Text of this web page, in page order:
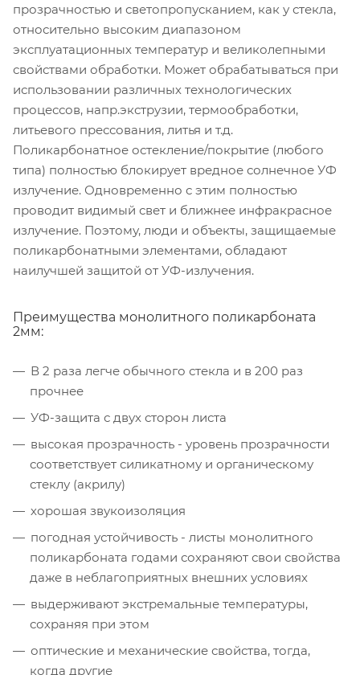
прозрачностью и светопропусканием, как у стекла,
относительно высоким диапазоном
эксплуатационных температур и великолепными
свойствами обработки. Может обрабатыватьcя при
использовании различных технологических
процессов, напр.экструзии, термообработки,
литьевого прессования, литья и т.д.
Поликарбонатное остекление/покрытие (любого
типа) полностью блокирует вредное солнечное УФ
излучение. Одновременно с этим полностью
проводит видимый свет и ближнее инфракрасное
излучение. Поэтому, люди и объекты, защищаемые
поликарбонатными элементами, обладают
наилучшей защитой от УФ-излучения.
Преимущества монолитного поликарбоната
2мм:
В 2 раза легче обычного стекла и в 200 раз
прочнее
УФ-защита с двух сторон листа
высокая прозрачность - уровень прозрачности
соответствует силикатному и органическому
стеклу (акрилу)
хорошая звукоизоляция
погодная устойчивость - листы монолитного
поликарбоната годами сохраняют свои свойства
даже в неблагоприятных внешних условиях
выдерживают экстремальные температуры,
сохраняя при этом
оптические и механические свойства, тогда,
когда другие